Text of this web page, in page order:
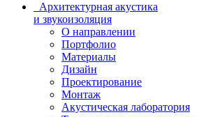
Архитектурная акустика
и звукоизоляция
О направлении
Портфолио
Материалы
Дизайн
Проектирование
Монтаж
Акустическая лаборатория